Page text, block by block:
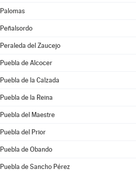
Palomas
Peñalsordo
Peraleda del Zaucejo
Puebla de Alcocer
Puebla de la Calzada
Puebla de la Reina
Puebla del Maestre
Puebla del Prior
Puebla de Obando
Puebla de Sancho Pérez